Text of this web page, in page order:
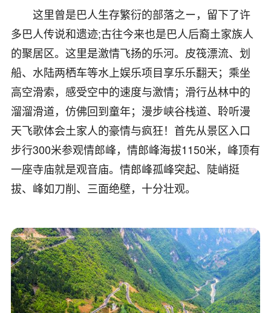
这里曾是巴人生存繁衍的部落之ー，留下了许
多巴人传说和遗迹;古往今来也是巴人后裔土家族人
的聚居区。这里是激情飞扬的乐河。皮筏漂流、划
船、水陆两栖车等水上娱乐项目享乐乐翻天；乘坐
高空滑索，感受空中的速度与激情；滑行丛林中的
溜溜滑道，仿佛回到童年；漫步峡谷栈道、聆听漫
天飞歌体会土家人的豪情与疯狂！首先从景区入口
步行300米参观情郎峰，情郎峰海拔1150米，峰顶有
一座寺庙就是观音庙。情郎峰孤峰突起、陡峭挺
拔、峰如刀削、三面绝壁，十分壮观。